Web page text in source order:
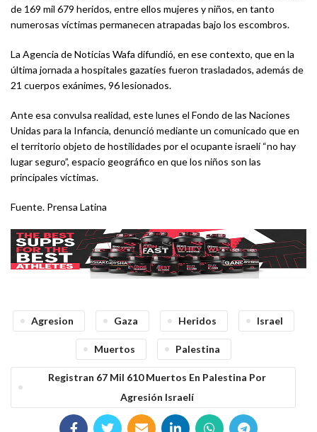
de 169 mil 679 heridos, entre ellos mujeres y niños, en tanto
numerosas víctimas permanecen atrapadas bajo los escombros.
La Agencia de Noticias Wafa difundió, en ese contexto, que en la
última jornada a hospitales gazatíes fueron trasladados, además de
21 cuerpos exánimes, 96 lesionados.
Ante esa convulsa realidad, este lunes el Fondo de las Naciones
Unidas para la Infancia, denunció mediante un comunicado que en
el territorio objeto de hostilidades por el ocupante israelí “no hay
lugar seguro”, espacio geográfico en que los niños son las
principales víctimas.
Fuente. Prensa Latina
Agresion Gaza Heridos Israel
Muertos Palestina
Registran 67 Mil 610 Muertos En Palestina Por
Agresión Israelí